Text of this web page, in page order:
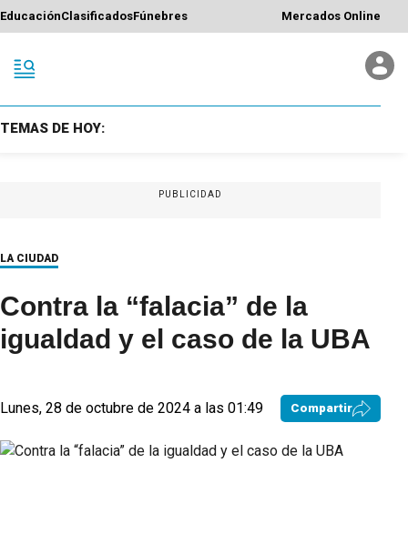
EducaciónClasificadosFúnebres Mercados Online
TEMAS DE HOY:
PUBLICIDAD
LA CIUDAD
Contra la “falacia” de la
igualdad y el caso de la UBA
Lunes, 28 de octubre de 2024 a las 01:49 Compartir